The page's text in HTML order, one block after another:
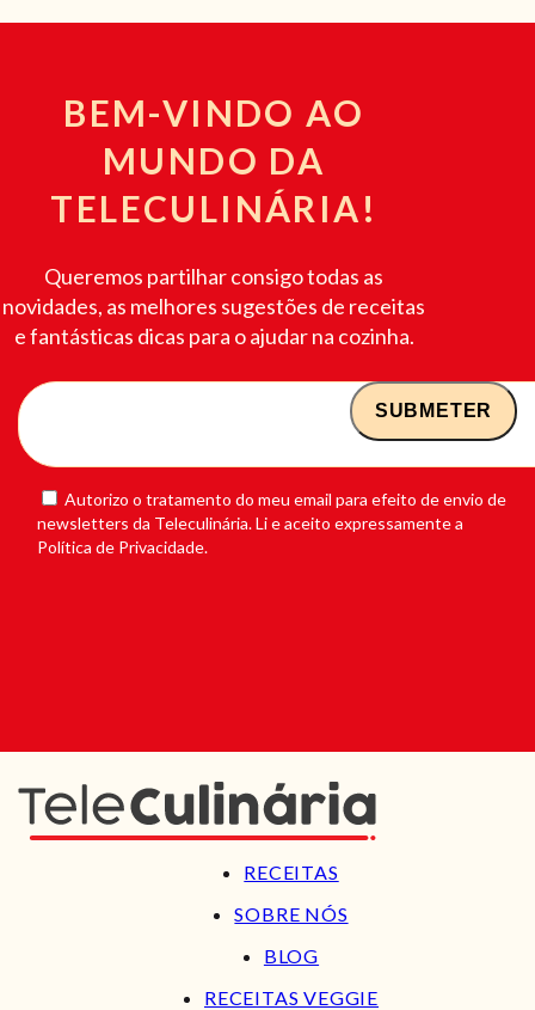
BEM-VINDO AO
MUNDO DA
TELECULINÁRIA!
Queremos partilhar consigo todas as
novidades, as melhores sugestões de receitas
e fantásticas dicas para o ajudar na cozinha.
Autorizo o tratamento do meu email para efeito de envio de
newsletters da Teleculinária. Li e aceito expressamente a
Política de Privacidade.
RECEITAS
SOBRE NÓS
BLOG
RECEITAS VEGGIE